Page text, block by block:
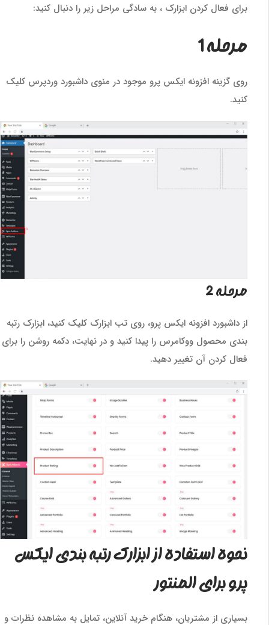
برای فعال کردن ابزارک ، به سادگی مراحل زیر را دنبال کنید:
مرحله 1
روی گزینه افزونه ایکس پرو موجود در منوی داشبورد وردپرس کلیک
کنید.
مرحله 2
از داشبورد افزونه ایکس پرو، روی تب ابزارک کلیک کنید، ابزارک رتبه
بندی محصول ووکامرس را پیدا کنید و در نهایت، دکمه روشن را برای
فعال کردن آن تغییر دهید.
نحوه استفاده از ابزارک رتبه بندی ایکس
پرو برای المنتور
بسیاری از مشتریان، هنگام خرید آنلاین، تمایل به مشاهده نظرات و